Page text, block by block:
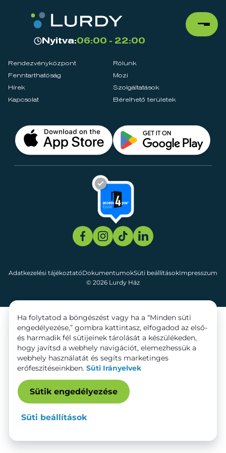
Nyitva:06:00 - 22:00
Rendezvényközpont
Rólunk
Fenntarthatóság
Mozi
Hírek
Szolgáltatások
Kapcsolat
Bérelhető területek
© 2026 Lurdy Ház
Adatkezelési tájékoztatóDokumentumokSüti beállításokImpresszum
Ha folytatod a böngészést vagy ha a “Minden süti
engedélyezése,” gombra kattintasz, elfogadod az első-
és harmadik fél sütijeinek tárolását a készülékeden,
hogy javítsd a webhely navigációt, elemezhessük a
webhely használatát és segíts marketinges
erőfeszítéseinkben. Süti Irányelvek
Sütik engedélyezése
Süti beállítások